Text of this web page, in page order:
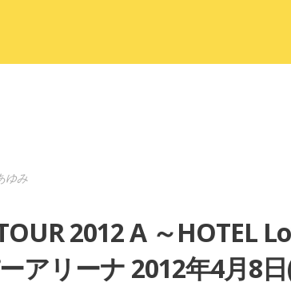
ゆみ
2012 A ～HOTEL
アリーナ 2012年4月8